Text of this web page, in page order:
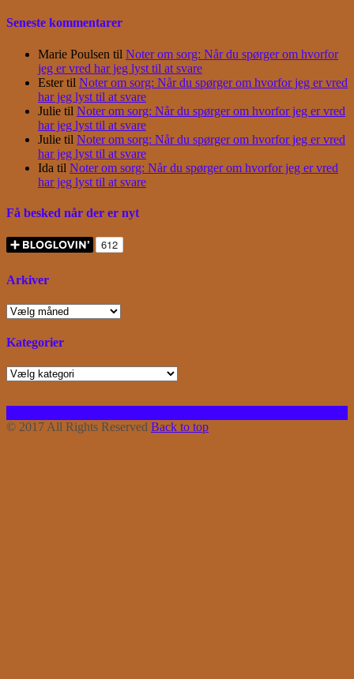
Seneste kommentarer
Marie Poulsen til Noter om sorg: Når du spørger om hvorfor
jeg er vred har jeg lyst til at svare
Estertil Noter om sorg: Når du spørger om hvorfor jeg er vred
har jeg lyst til at svare
Julie til Noter om sorg: Når du spørger om hvorfor jeg er vred
har jeg lyst til at svare
Julie til Noter om sorg: Når du spørger om hvorfor jeg er vred
har jeg lyst til at svare
Ida til Noter om sorg: Når du spørger om hvorfor jeg er vred
har jeg lyst til at svare
Få besked når der er nyt
Arkiver
Arkiver
Kategorier
Kategorier
© 2017 All Rights Reserved Back to top